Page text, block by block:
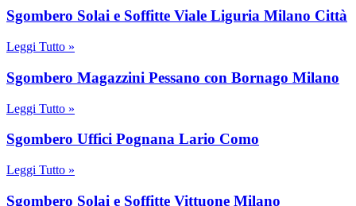
Sgombero Solai e Soffitte Viale Liguria Milano Città
Leggi Tutto »
Sgombero Magazzini Pessano con Bornago Milano
Leggi Tutto »
Sgombero Uffici Pognana Lario Como
Leggi Tutto »
Sgombero Solai e Soffitte Vittuone Milano